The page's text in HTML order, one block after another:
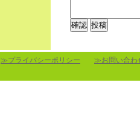
≫プライバシーポリシー ≫お問い合わ